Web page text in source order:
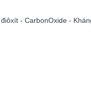
- CarbonOxide -